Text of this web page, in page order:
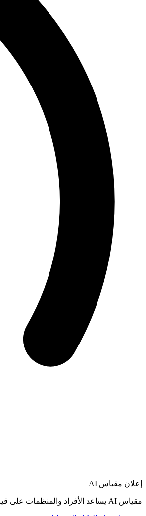
إعلان مقياس AI
مقياس AI يساعد الأفراد والمنظمات على قياس جاهزية الذكاء الاصطناعي، ثم الانتقال من التشخيص إلى خارطة طريق عملية للتبنّي.